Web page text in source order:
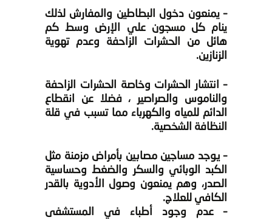
– يمنعون دخول البطاطين والمفارش لذلك
ينام كل مسجون علي الإرض وسط كم
هائل من الحشرات الزاحفة وعدم تهوية
الزنازين.
– انتشار الحشرات وخاصة الحشرات الزاحفة
والناموس والصراصير ، فضلا عن انقطاع
الدائم للمياه والكهرباء مما تسبب في قلة
النظافة الشخصية.
– يوجد مساجين مصابين بأمراض مزمنة مثل
الكبد الوبائي والسكر والضغط وحساسية
الصدر، وهم يمنعون وصول الأدوية بالقدر
الكافي للعلاج.
– عدم وجود أطباء في المستشفى